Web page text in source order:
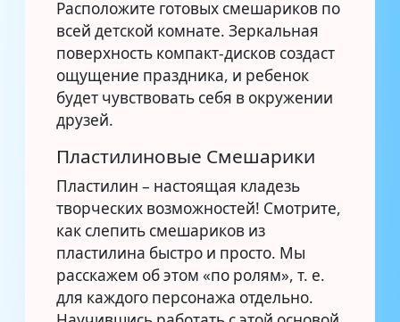
Расположите готовых смешариков по
всей детской комнате. Зеркальная
поверхность компакт-дисков создаст
ощущение праздника, и ребенок
будет чувствовать себя в окружении
друзей.
Пластилиновые Смешарики
Пластилин – настоящая кладезь
творческих возможностей! Смотрите,
как слепить смешариков из
пластилина быстро и просто. Мы
расскажем об этом «по ролям», т. е.
для каждого персонажа отдельно.